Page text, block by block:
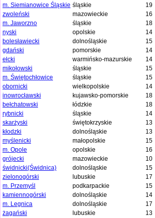
m. Siemianowice Śląskie śląskie 19
zwoleński
mazowieckie 16
m. Jaworzno
śląskie 18
nyski
opolskie 14
bolesławiecki
dolnośląskie 15
gdański
pomorskie 14
ełcki
warmińsko-mazurskie 14
mikołowski
śląskie 15
m. Świętochłowice
śląskie 15
obornicki
wielkopolskie 14
inowrocławski
kujawsko-pomorskie 18
bełchatowski
łódzkie 18
rybnicki
śląskie 14
skarżyski
świętokrzyskie 13
kłodzki
dolnośląskie 13
myślenicki
małopolskie 15
m. Opole
opolskie 16
grójecki
mazowieckie 10
świdnicki(Świdnica)
dolnośląskie 15
zielonogórski
lubuskie 17
m. Przemyśl
podkarpackie 15
kamiennogórski
dolnośląskie 14
m. Legnica
dolnośląskie 17
żagański
lubuskie 13